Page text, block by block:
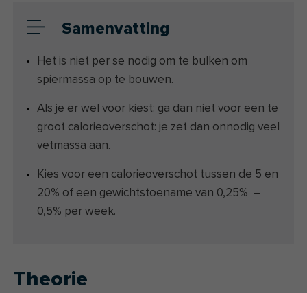
Samenvatting
Het is niet per se nodig om te bulken om
spiermassa op te bouwen.
Als je er wel voor kiest: ga dan niet voor een te
groot calorieoverschot: je zet dan onnodig veel
vetmassa aan.
Kies voor een calorieoverschot tussen de 5 en
20% of een gewichtstoename van 0,25% –
0,5% per week.
Theorie